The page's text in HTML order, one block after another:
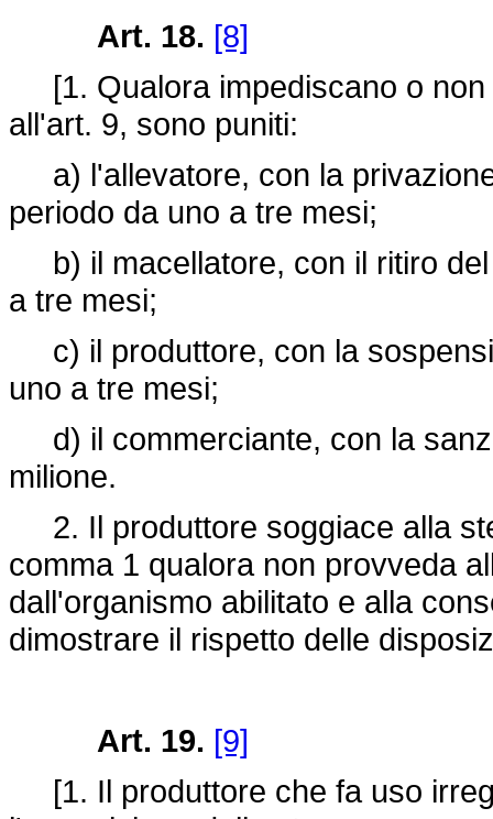
Art. 18. [8]
[1. Qualora impediscano o non
all'art. 9, sono puniti:
a) l'allevatore, con la
periodo da uno a tre mesi;
b) il macellatore, con il ritiro del
a tre mesi;
c) il produttore, con la
uno a tre mesi;
d) il commerciante, con la
milione.
2. Il produttore soggiace alla
comma 1 qualora non provveda
dall'organismo abilitato e alla
dimostrare il rispetto delle
Art. 19. [9]
[1. Il produttore che fa uso